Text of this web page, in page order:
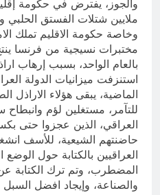
والجوز، يفترض في حكومة
ملايين شتلات الفستق الحلبي
وخاصة حكومة الاقليم تملك
مختبرات نسيجية من فرنسا
بالعام الواحد، بسبب إرهاب
استنزفت ميزانيات الدولة
الماضية، يبقى هؤلاء الاراذل
للتآمر، مستغلين لؤم
العراقي، الذين عجزوا حتى
حاضنتهم الشيعية، للأسف
العراقيين بالكتابة حول
المضطرب، وتم ترك الكتابة
والصناعة، وإيجاد افضل